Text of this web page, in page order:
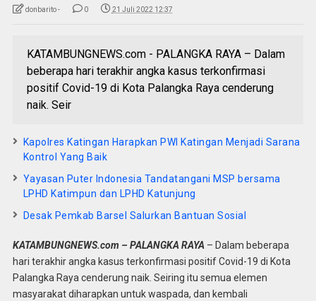
donbarito - 0 21 Juli 2022 12:37
KATAMBUNGNEWS.com - PALANGKA RAYA – Dalam
beberapa hari terakhir angka kasus terkonfirmasi
positif Covid-19 di Kota Palangka Raya cenderung
naik. Seir
Kapolres Katingan Harapkan PWI Katingan Menjadi Sarana
Kontrol Yang Baik
Yayasan Puter Indonesia Tandatangani MSP bersama
LPHD Katimpun dan LPHD Katunjung
Desak Pemkab Barsel Salurkan Bantuan Sosial
KATAMBUNGNEWS.com – PALANGKA RAYA – Dalam beberapa
hari terakhir angka kasus terkonfirmasi positif Covid-19 di Kota
Palangka Raya cenderung naik. Seiring itu semua elemen
masyarakat diharapkan untuk waspada, dan kembali